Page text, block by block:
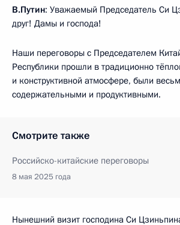
В.Путин: Уважаемый Председатель Си
друг! Дамы и господа!
Наши переговоры с Председателем
Республики прошли в традиционно
и конструктивной атмосфере, были
содержательными и продуктивными.
Смотрите также
Российско-китайские переговоры
8 мая 2025 года
Нынешний визит господина Си